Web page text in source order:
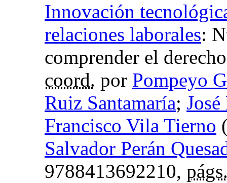
Innovación
relaciones laborales:
comprender el
coord. por Pompeyo
Ruiz Santamaría;
Francisco Vila Tierno
Salvador Perán
9788413692210,